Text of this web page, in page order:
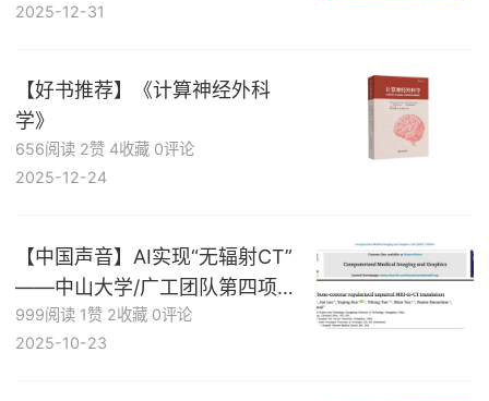
干海绵状血管瘤，国际神经外科
2025-12-31
【好书推荐】《计算神经外科
学》
656阅读 2赞 4收藏 0评论
2025-12-24
【中国声音】AI实现“无辐射CT”
——中山大学/广工团队第四项合
作成果
999阅读 1赞 2收藏 0评论
2025-10-23